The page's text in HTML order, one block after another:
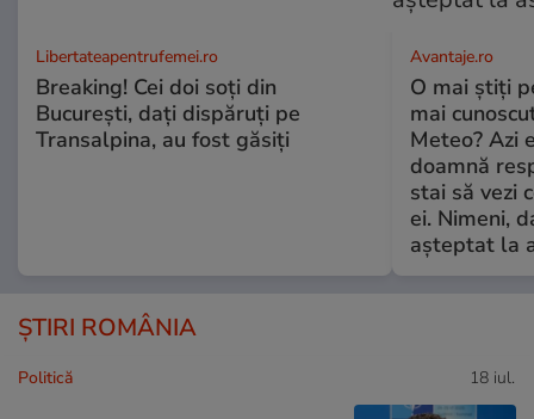
Libertateapentrufemei.ro
Breaking! Cei doi soți din
București, dați dispăruți pe
Transalpina, au fost găsiți
Avantaje.ro
O mai știți
mai
Meteo? Azi
doamnă
stai să vezi
ei. Nimeni,
așteptat la
ȘTIRI ROMÂNIA
Politică 18 iul.